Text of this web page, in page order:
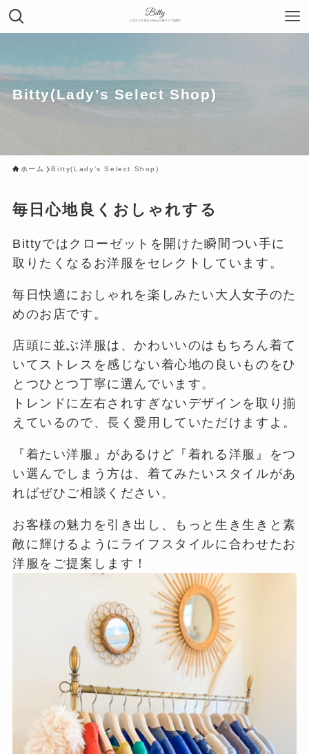
Bitty(Lady’s Select Shop)
ホーム Bitty(Lady’s Select Shop)
毎日心地良くおしゃれする
Bittyではクローゼットを開けた瞬間つい手に
取りたくなるお洋服をセレクトしています。
毎日快適におしゃれを楽しみたい大人女子のた
めのお店です。
店頭に並ぶ洋服は、かわいいのはもちろん着て
いてストレスを感じない着心地の良いものをひ
とつひとつ丁寧に選んでいます。
トレンドに左右されすぎないデザインを取り揃
えているので、長く愛用していただけますよ。
『着たい洋服』があるけど『着れる洋服』をつ
い選んでしまう方は、着てみたいスタイルがあ
ればぜひご相談ください。
お客様の魅力を引き出し、もっと生き生きと素
敵に輝けるようにライフスタイルに合わせたお
洋服をご提案します！